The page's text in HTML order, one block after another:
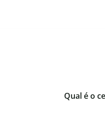
Qual é o